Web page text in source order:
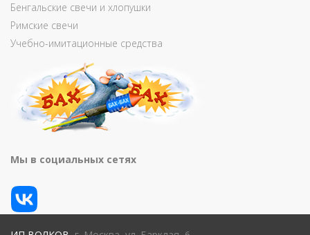
Бенгальские свечи и хлопушки
Римские свечи
Учебно-имитационные средства
Мы в социальных сетях